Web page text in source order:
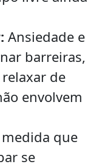
Ansiedade e
barreiras,
de
envolvem
que
se